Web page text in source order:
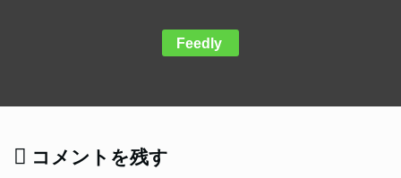
Feedly
コメントを残す